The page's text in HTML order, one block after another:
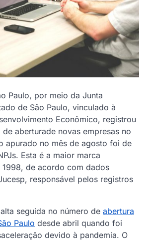
Paulo, por meio da Junta
de São Paulo, vinculado à
Econômico, registrou
aberturade novas empresas no
apurado no mês de agosto foi de
Esta é a maior marca
1998, de acordo com dados
responsável pelos registros
seguida no número de abertura
Paulo desde abril quando foi
devido à pandemia. O